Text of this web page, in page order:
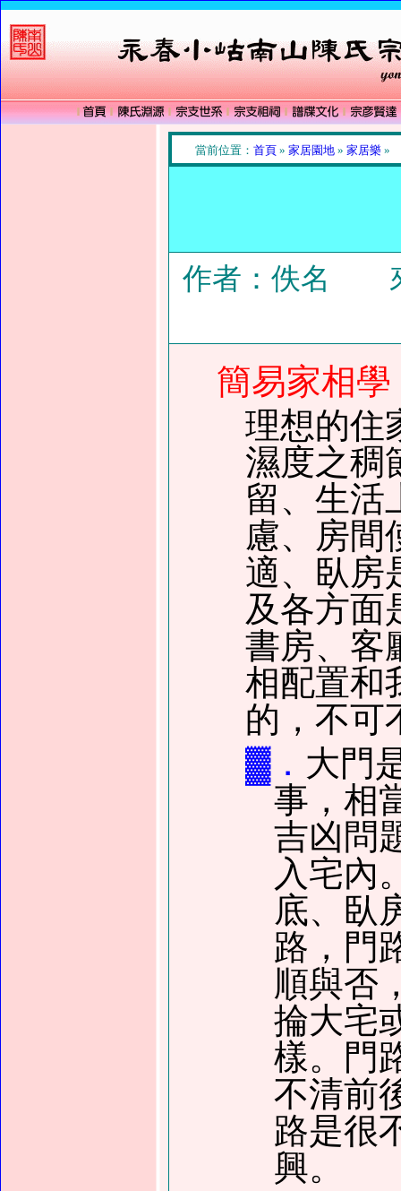
當前位置：首頁 » 家居園地 » 家居樂 »
作者：佚名
簡易家相學
理想的住
濕度之稠
留、生活
慮、房間
適、臥房
及各方面
書房、客
相配置和
的，不可
▓． 大門
事，相
吉凶問
入宅內
底、臥
路，門
順與否
掄大宅
樣。門
不清前
路是很
興。